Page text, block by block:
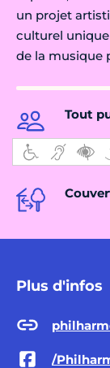
un projet
culturel
de la musique
Tout
Plus d'infos
/